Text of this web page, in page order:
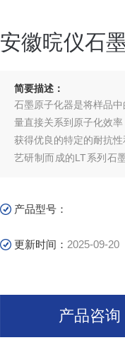
安徽晥仪石
简要描述：
石墨原子化器是将样品
量直接关系到原子化效
获得优良的特定的耐抗
艺研制而成的LT系列石
产品型号：
更新时间： 2025-09-20
产品咨询